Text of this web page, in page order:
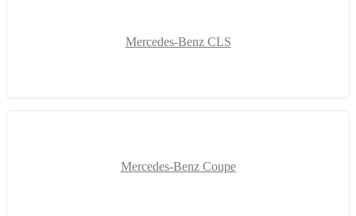
Mercedes-Benz CLS
Mercedes-Benz Coupe